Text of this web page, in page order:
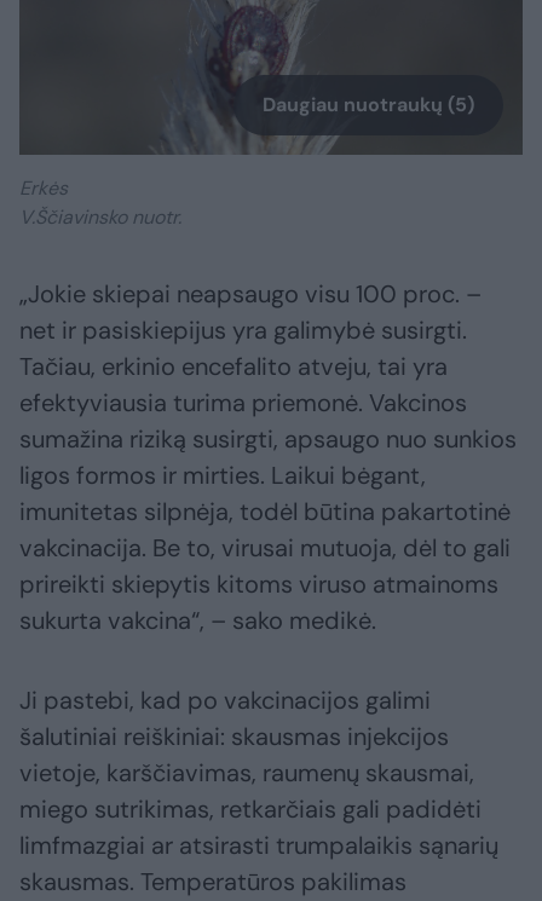
Daugiau nuotraukų (5)
Erkės
V.Ščiavinsko nuotr.
„Jokie skiepai neapsaugo visu 100 proc. –
net ir pasiskiepijus yra galimybė susirgti.
Tačiau, erkinio encefalito atveju, tai yra
efektyviausia turima priemonė. Vakcinos
sumažina riziką susirgti, apsaugo nuo sunkios
ligos formos ir mirties. Laikui bėgant,
imunitetas silpnėja, todėl būtina pakartotinė
vakcinacija. Be to, virusai mutuoja, dėl to gali
prireikti skiepytis kitoms viruso atmainoms
sukurta vakcina“, – sako medikė.
Ji pastebi, kad po vakcinacijos galimi
šalutiniai reiškiniai: skausmas injekcijos
vietoje, karščiavimas, raumenų skausmai,
miego sutrikimas, retkarčiais gali padidėti
limfmazgiai ar atsirasti trumpalaikis sąnarių
skausmas. Temperatūros pakilimas